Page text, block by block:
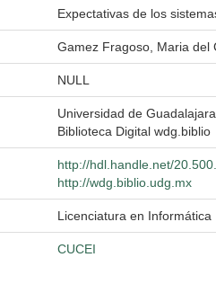
Expectativas de los
Gamez Fragoso, Maria del
NULL
Universidad de Guadalajara
Biblioteca Digital wdg.biblio
http://hdl.handle.net/
http://wdg.biblio.udg.mx
Licenciatura en Informática
CUCEI